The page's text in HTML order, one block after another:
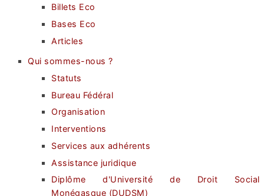
Billets Eco
Bases Eco
Articles
Qui sommes-nous ?
Statuts
Bureau Fédéral
Organisation
Interventions
Services aux adhérents
Assistance juridique
Diplôme d'Université de Droit Social
Monégasque (DUDSM)